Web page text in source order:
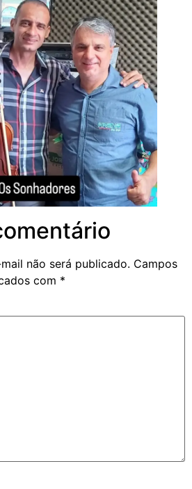
não será publicado. Campos
com *